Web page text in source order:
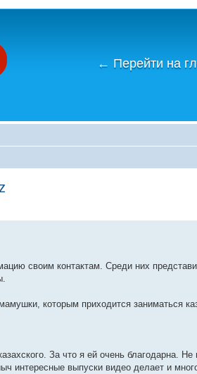
← Перейти на
своим контактам. Среди них
которым приходится заниматься
За что я ей очень благодарна.
интересные выпуски видео делает и